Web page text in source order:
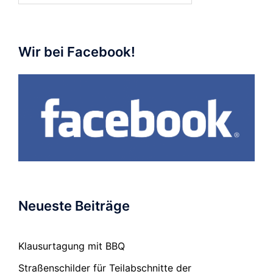
Wir bei Facebook!
Neueste Beiträge
Klausurtagung mit BBQ
Straßenschilder für Teilabschnitte der